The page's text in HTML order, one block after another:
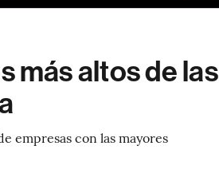
más altos de las
empresas con las mayores